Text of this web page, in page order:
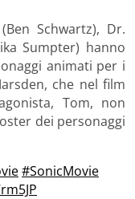
Schwartz), Dr.
Sumpter) hanno
animati per i
che nel film
Tom, non
dei personaggi
#SonicMovie